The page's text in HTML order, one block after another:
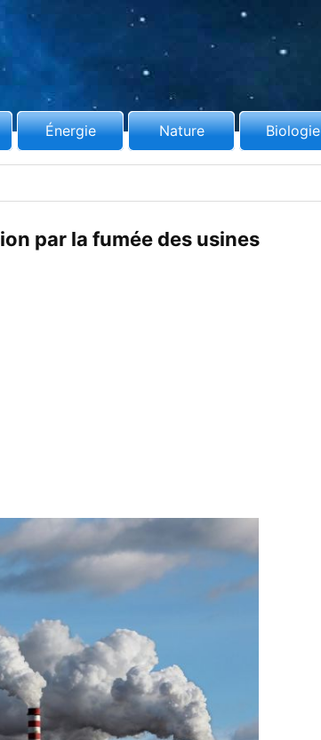
Énergie Nature Biologie
par la fumée des usines